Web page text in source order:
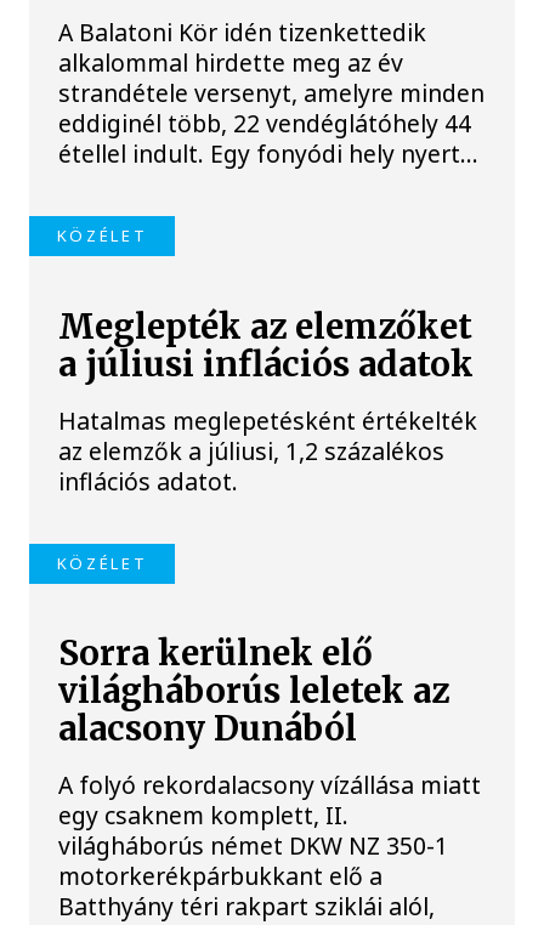
A Balatoni Kör idén tizenkettedik
alkalommal hirdette meg az év
strandétele versenyt, amelyre minden
eddiginél több, 22 vendéglátóhely 44
étellel indult. Egy fonyódi hely nyert...
KÖZÉLET
Meglepték az elemzőket
a júliusi inflációs adatok
Hatalmas meglepetésként értékelték
az elemzők a júliusi, 1,2 százalékos
inflációs adatot.
KÖZÉLET
Sorra kerülnek elő
világháborús leletek az
alacsony Dunából
A folyó rekordalacsony vízállása miatt
egy csaknem komplett, II.
világháborús német DKW NZ 350-1
motorkerékpárbukkant elő a
Batthyány téri rakpart sziklái alól,